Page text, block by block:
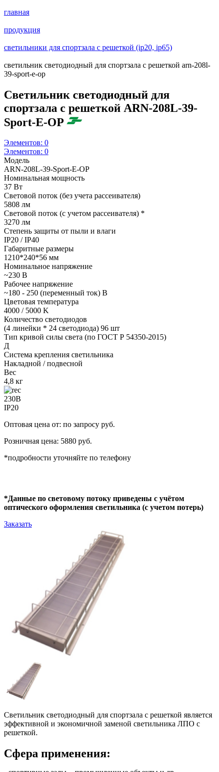
главная
продукция
светильники для спортзала с решеткой (ip20, ip65)
светильник светодиодный для спортзала с решеткой arn-208l-
39-sport-e-op
Светильник светодиодный для
спортзала с решеткой ARN-208L-39-
Sport-E-OP
Элементов: 0
Элементов: 0
Модель
ARN-208L-39-Sport-E-OP
Номинальная мощность
37 Вт
Световой поток (без учета рассеивателя)
5808 лм
Световой поток (с учетом рассеивателя) *
3270 лм
Степень защиты от пыли и влаги
IP20 / IP40
Габаритные размеры
1210*240*56 мм
Номинальное напряжение
~230 В
Рабочее напряжение
~180 - 250 (переменный ток) В
Цветовая температура
4000 / 5000 K
Количество светодиодов
(4 линейки * 24 светодиода) 96 шт
Тип кривой силы света (по ГОСТ Р 54350-2015)
Д
Система крепления светильника
Накладной / подвесной
Вес
4,8 кг
230В
IP20
Оптовая цена от: по запросу руб.
Розничная цена: 5880 руб.
*подробности уточняйте по телефону
*Данные по световому потоку приведены с учётом
оптического оформления светильника (с учетом потерь)
Заказать
Светильник светодиодный для спортзала с решеткой является
эффективной и экономичной заменой светильника ЛПО с
решеткой.
Сфера применения: